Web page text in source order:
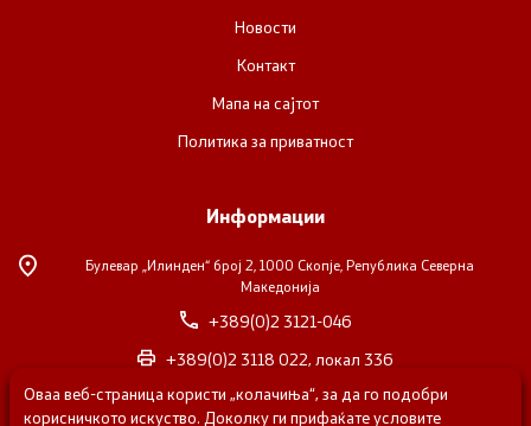
Новости
Контакт
Мапа на сајтот
Политика за приватност
Информации
Булевар „Илинден“ број 2, 1000 Скопје, Република Северна
Македонија
+389(0)2 3121-046
+389(0)2 3118 022, локал 336
nvosorabotka@gs.gov.mk
Оваа веб-страница користи „колачиња“, за да го подобри
корисничкото искуство. Доколку ги прифаќате условите